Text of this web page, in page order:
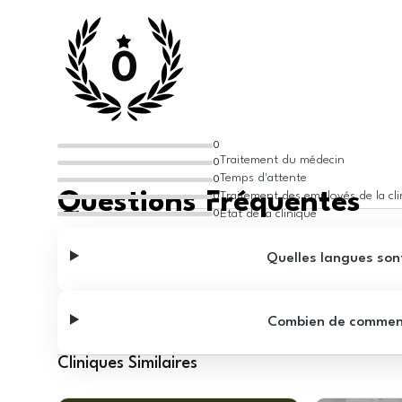
0
0
0
0
0
0
Traitement du médecin
Temps d'attente
Traitement des employés de la
État de la clinique
Questions Fréquentes
Quelles langues
Combien de
Cliniques Similaires